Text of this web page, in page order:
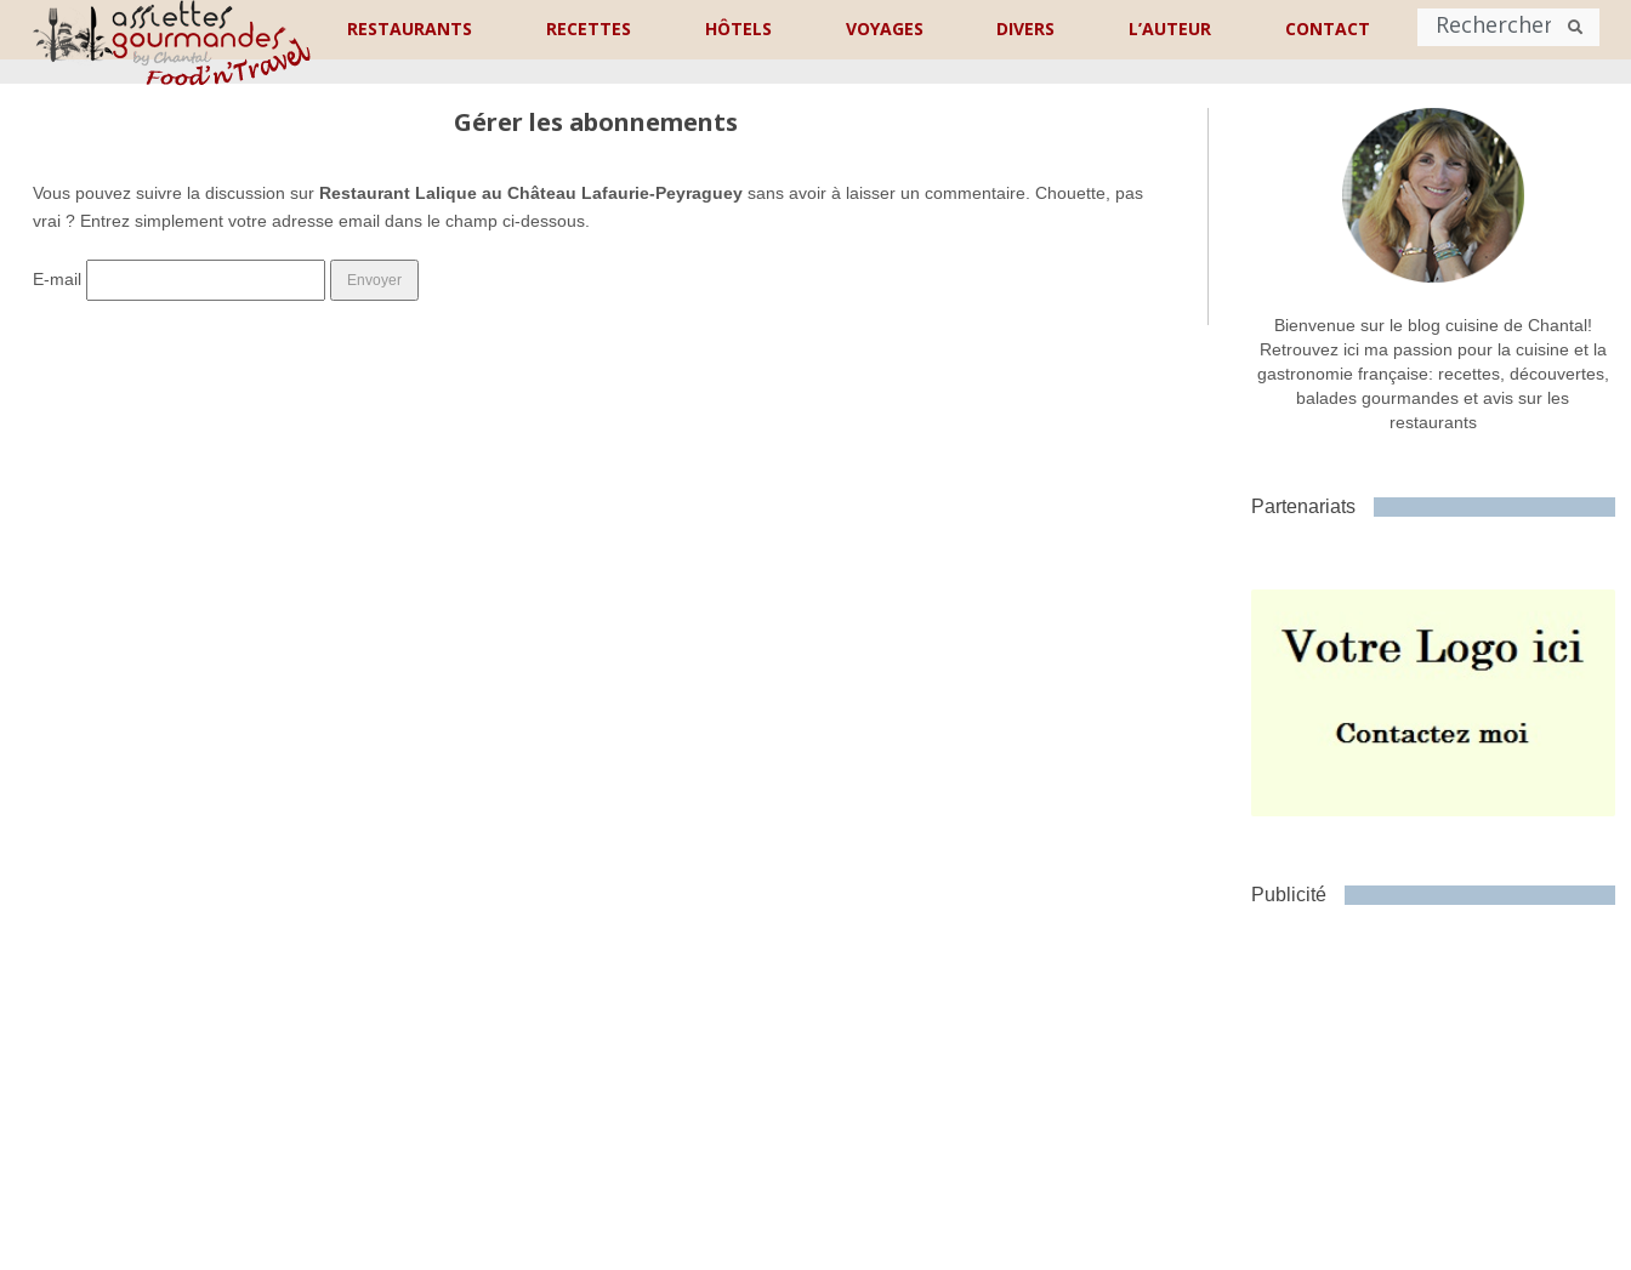
RESTAURANTS RECETTES HÔTELS VOYAGES DIVERS L’AUTEUR CONTACT
Nom
Commentaire ou message *
Gérer les abonnements
Vous pouvez suivre la discussion sur Restaurant Lalique au Château Lafaurie-Peyragueysans avoir à laisser un commentaire. Chouette, pas
vrai ? Entrez simplement votre adresse email dans le champ ci-dessous.
E-mail
Bienvenue sur le blog cuisine de Chantal!
Retrouvez ici ma passion pour la cuisine et la
gastronomie française: recettes, découvertes,
balades gourmandes et avis sur les
restaurants
Partenariats
Publicité